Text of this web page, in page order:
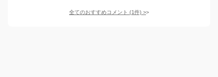
全てのおすすめコメント (1件) >